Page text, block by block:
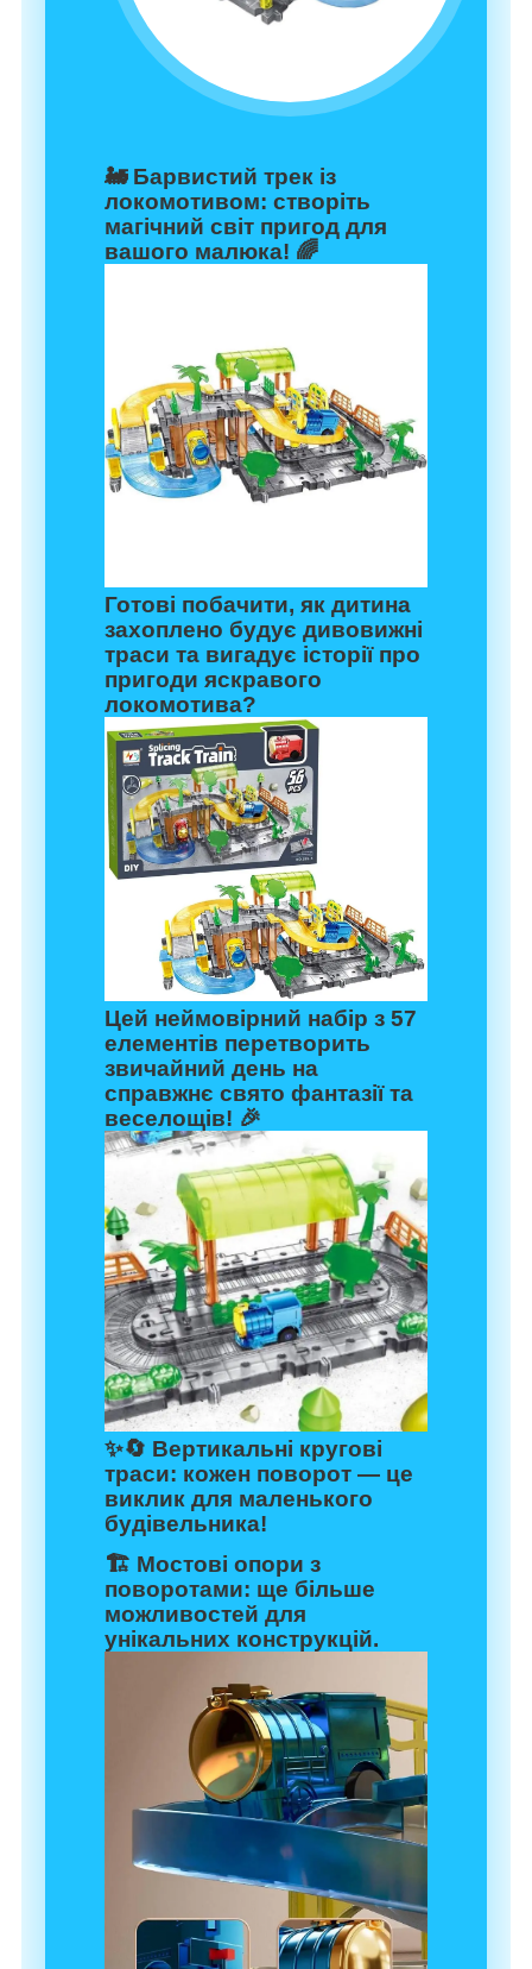
🚂 Барвистий трек із
локомотивом: створіть
магічний світ пригод для
вашого малюка! 🌈
Готові побачити, як дитина
захоплено будує дивовижні
траси та вигадує історії про
пригоди яскравого
локомотива?
Цей неймовірний набір з 57
елементів перетворить
звичайний день на
справжнє свято фантазії та
веселощів! 🎉
✨🔄 Вертикальні кругові
траси: кожен поворот — це
виклик для маленького
будівельника!
🏗️ Мостові опори з
поворотами: ще більше
можливостей для
унікальних конструкцій.